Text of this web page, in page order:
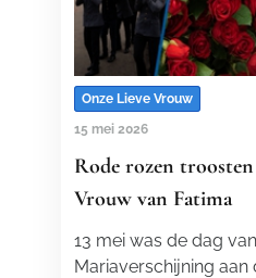
Onze Lieve Vrouw
15 mei 2026
Rode rozen
Vrouw van Fatima
13 mei was de dag
Mariaverschijning aan